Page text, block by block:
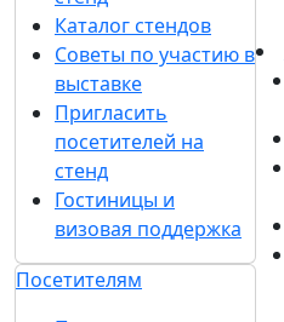
Каталог стендов
Советы по участию в
выставке
Пригласить
посетителей на
стенд
Гостиницы и
визовая поддержка
Посетителям